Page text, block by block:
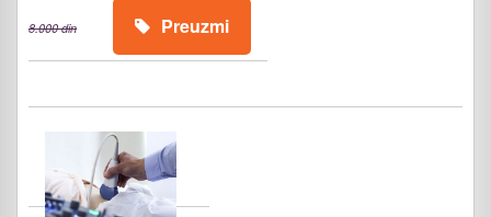
8.000 din Preuzmi